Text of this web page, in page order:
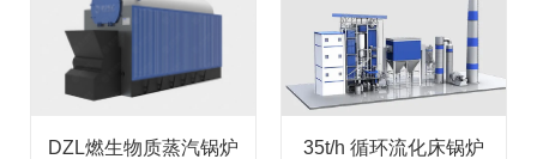
DZL燃生物质蒸汽锅炉 35t/h 循环流化床锅炉